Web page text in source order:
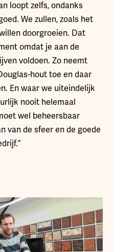
loopt zelfs, ondanks
We zullen, zoals het
doorgroeien. Dat
omdat je aan de
voldoen. Zo neemt
hout toe en daar
En waar we uiteindelijk
nooit helemaal
wel beheersbaar
van de sfeer en de goede